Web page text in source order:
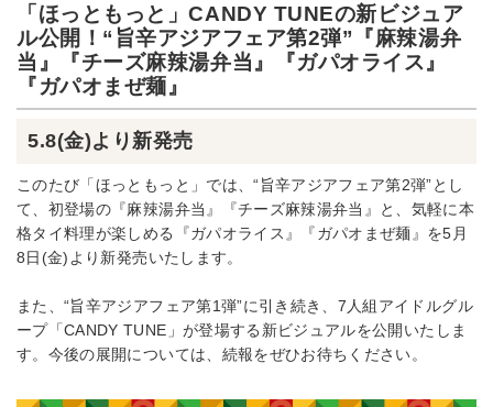
「ほっともっと」CANDY TUNEの新ビジュア
ル公開！“旨辛アジアフェア第2弾”『麻辣湯弁
当』『チーズ麻辣湯弁当』『ガパオライス』
『ガパオまぜ麺』
5.8(金)より新発売
このたび「ほっともっと」では、“旨辛アジアフェア第2弾”とし
て、初登場の『麻辣湯弁当』『チーズ麻辣湯弁当』と、気軽に本
格タイ料理が楽しめる『ガパオライス』『ガパオまぜ麺』を5月
8日(金)より新発売いたします。
また、“旨辛アジアフェア第1弾”に引き続き、7人組アイドルグル
ープ「CANDY TUNE」が登場する新ビジュアルを公開いたしま
す。今後の展開については、続報をぜひお待ちください。